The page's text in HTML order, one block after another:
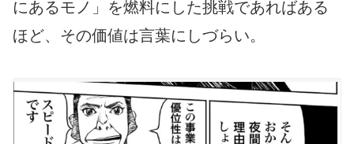
にあるモノ」を燃料にした挑戦であればある
ほど、その価値は言葉にしづらい。